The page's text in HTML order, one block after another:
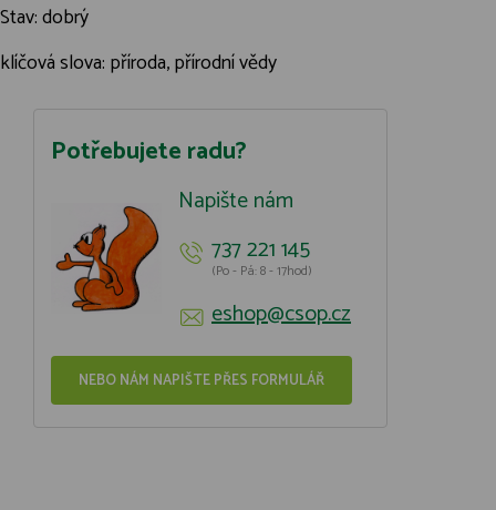
Stav: dobrý
klíčová slova: příroda, přírodní vědy
Potřebujete radu?
Napište nám
737 221 145
(Po - Pá: 8 - 17hod)
eshop@csop.cz
NEBO NÁM NAPIŠTE PŘES FORMULÁŘ